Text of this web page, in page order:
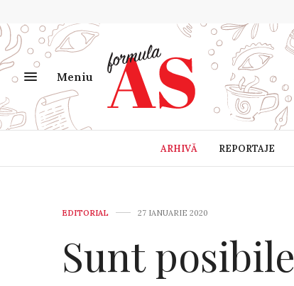
Meniu
ARHIVĂ REPORTAJE
EDITORIAL 27 IANUARIE 2020
Sunt